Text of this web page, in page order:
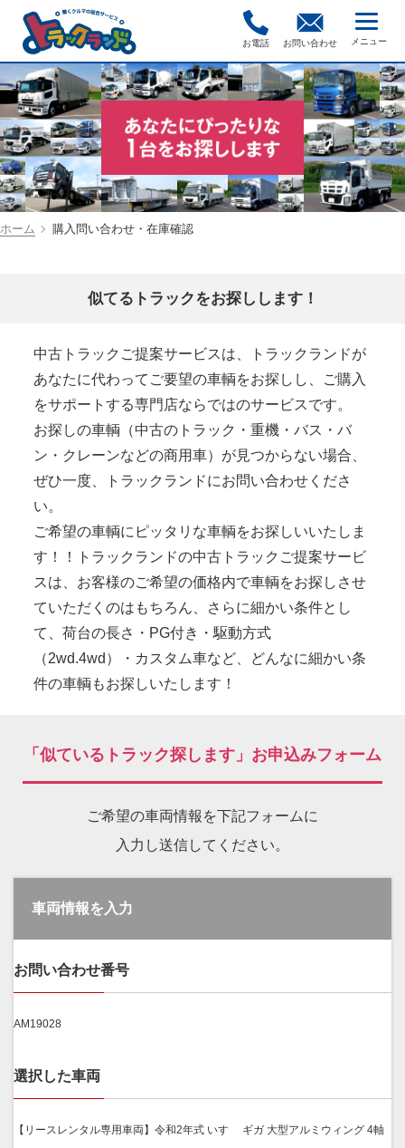
お電話 お問い合わせ
ホーム 購入問い合わせ・在庫確認
似てるトラックをお探しします！
中古トラックご提案サービスは、トラックランドが
あなたに代わってご要望の車輌をお探しし、ご購入
をサポートする専門店ならではのサービスです。
お探しの車輌（中古のトラック・重機・バス・バ
ン・クレーンなどの商用車）が見つからない場合、
ぜひ一度、トラックランドにお問い合わせくださ
い。
ご希望の車輌にピッタリな車輌をお探しいいたしま
す！！トラックランドの中古トラックご提案サービ
スは、お客様のご希望の価格内で車輌をお探しさせ
ていただくのはもちろん、さらに細かい条件とし
て、荷台の長さ・PG付き・駆動方式
（2wd.4wd）・カスタム車など、どんなに細かい条
件の車輌もお探しいたします！
「似ているトラック探します」お申込みフォーム
ご希望の車両情報を下記フォームに
入力し送信してください。
車両情報を入力
お問い合わせ番号
AM19028
選択した車両
【リースレンタル専用車両】令和2年式 いすゞ ギガ 大型アルミウィング 4軸